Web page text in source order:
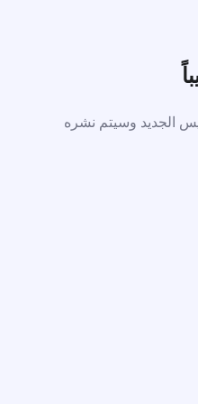
الجديد وسيتم نشره